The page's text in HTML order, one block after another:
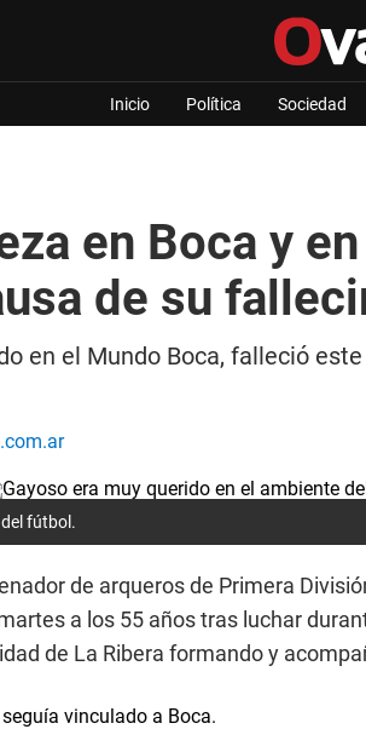
Inicio Política Sociedad
en Boca y
de su
en el Mundo Boca, falleció
fútbol.
de arqueros de Primera
a los 55 años tras luchar
de La Ribera formando y